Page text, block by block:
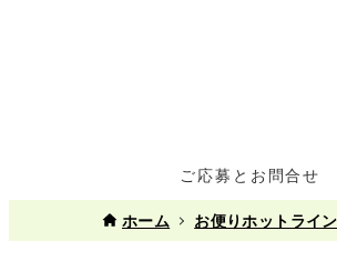
ご応募とお問合せ
ホーム お便りホットライン